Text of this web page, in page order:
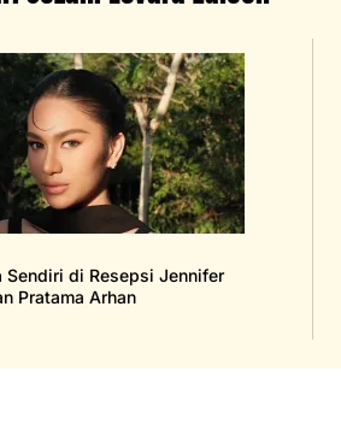
Sendiri di Resepsi Jennifer
Pratama Arhan